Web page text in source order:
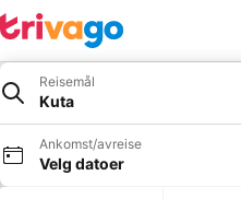
Reisemål
Kuta
Ankomst/avreise
Velg datoer